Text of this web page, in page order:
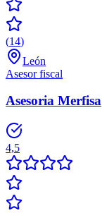
(14)
León
Asesor fiscal
Asesoria Merfisa
4,5